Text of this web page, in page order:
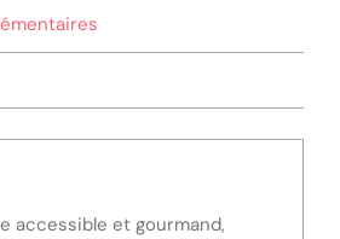
accessible et gourmand,